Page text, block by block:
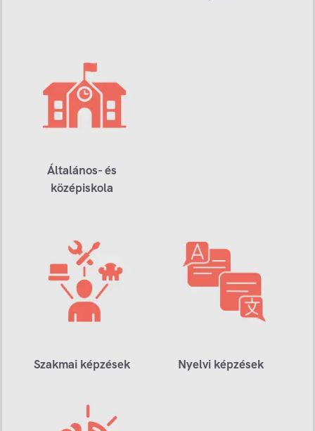
Általános- és
középiskola
Szakmai képzések Nyelvi képzések